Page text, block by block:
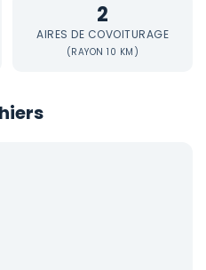
2
AIRES DE COVOITURAGE
(RAYON 10 KM)